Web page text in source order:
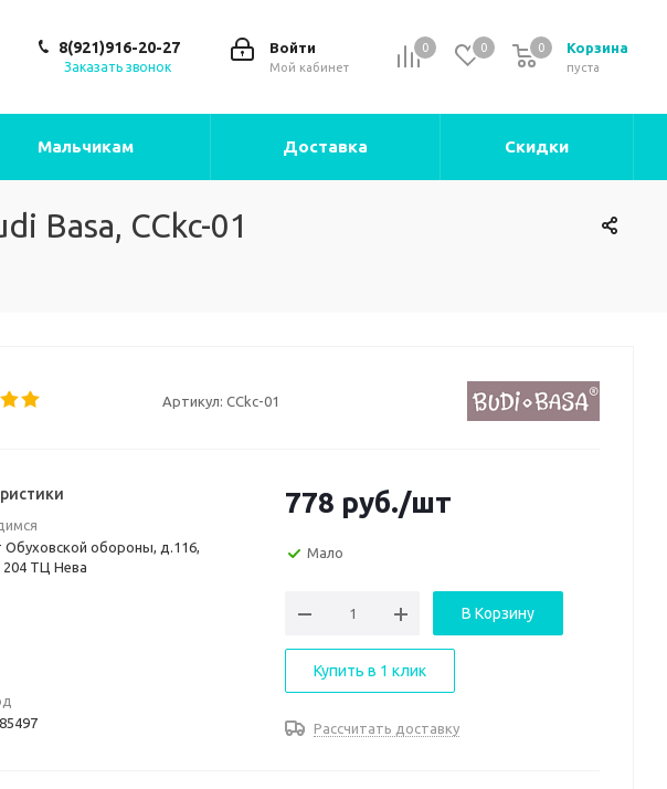
0 0 Корзина
0
пуста
0
Войти
Мой кабинет
8(921)916-20-27
Заказать звонок
Мальчикам Доставка Скидки
Basa, CCkc-01
Артикул: CCkc-01
Обуховской обороны, д.116,
204 ТЦ Нева
778 руб./шт
Мало
В Корзину
Купить в 1 клик
Рассчитать доставку